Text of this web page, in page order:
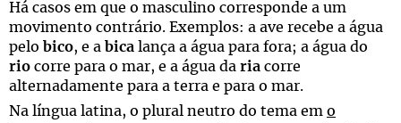
Há casos em que o masculino corresponde a um
movimento contrário. Exemplos: a ave recebe a água
pelo bico, e a bica lança a água para fora; a água do
rio corre para o mar, e a água da ria corre
alternadamente para a terra e para o mar.
Na língua latina, o plural neutro do tema em o